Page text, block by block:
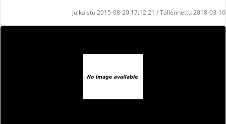
Julkaistu 2015-08-20 17:12:21 / Tallennettu 2018-03-16